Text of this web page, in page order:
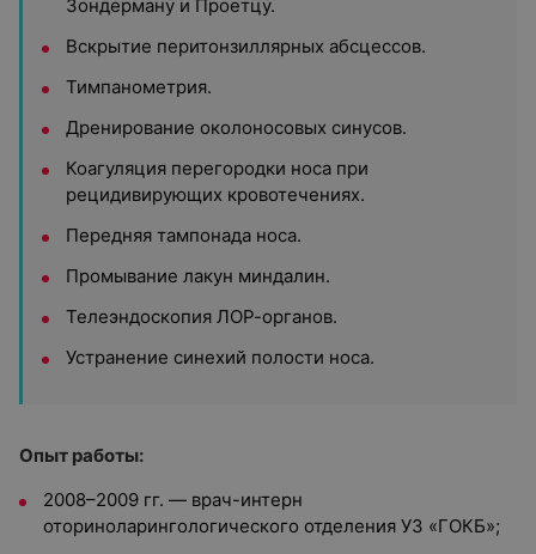
Зондерману и Проетцу.
Вскрытие перитонзиллярных абсцессов.
Тимпанометрия.
Дренирование околоносовых синусов.
Коагуляция перегородки носа при
рецидивирующих кровотечениях.
Передняя тампонада носа.
Промывание лакун миндалин.
Телеэндоскопия ЛОР-органов.
Устранение синехий полости носа.
Опыт работы:
2008–2009 гг. — врач-интерн
оториноларингологического отделения УЗ «ГОКБ»;